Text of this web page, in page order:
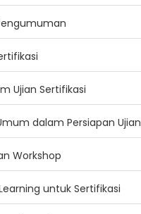
Ujian Sertifikasi
dalam Persiapan Ujian
Workshop
untuk Sertifikasi